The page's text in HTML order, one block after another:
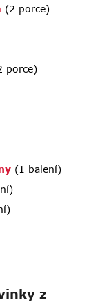
(2 porce)
porce)
(1 balení)
z